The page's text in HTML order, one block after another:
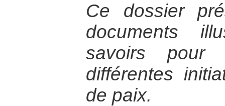
Ce dossier
documents
savoirs
différentes
de paix.